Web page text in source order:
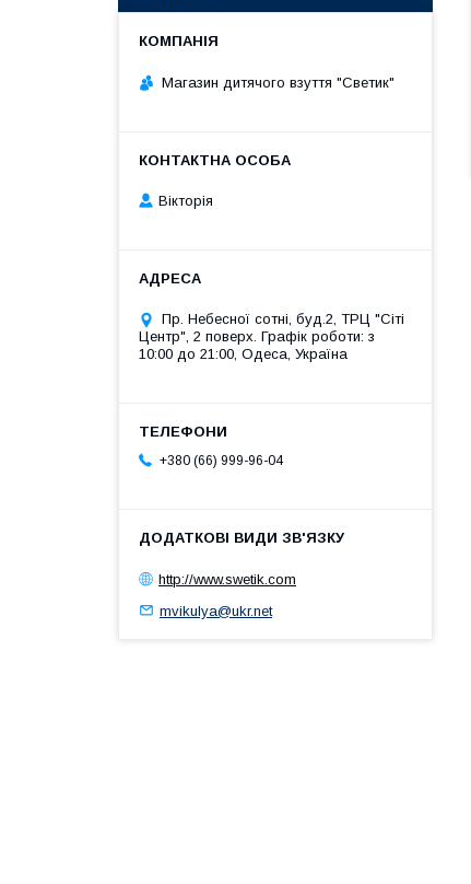
Магазин дитячого взуття "Светик"
Вікторія
Пр. Небесної сотні, буд.2, ТРЦ "Сіті
Центр", 2 поверх. Графік роботи: з
10:00 до 21:00, Одеса, Україна
+380 (66) 999-96-04
http://www.swetik.com
mvikulya@ukr.net